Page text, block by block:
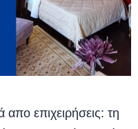
απο επιχειρήσεις: τη